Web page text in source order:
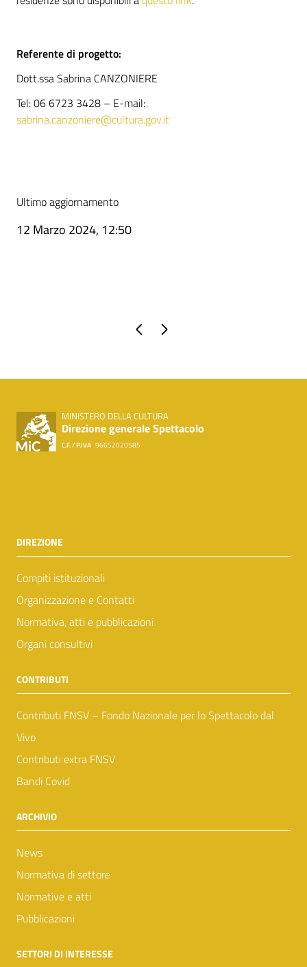
Referente di progetto:
Dott.ssa Sabrina CANZONIERE
Tel: 06 6723 3428 – E-mail:
sabrina.canzoniere@cultura.gov.it
Ultimo aggiornamento
12 Marzo 2024, 12:50
Pagina precedente
MINISTERO DELLA CULTURA
Direzione generale Spettacolo
C.F. / P.IVA 96652020585
DIREZIONE
Compiti istituzionali
Organizzazione e Contatti
Normativa, atti e pubblicazioni
Organi consultivi
CONTRIBUTI
Contributi FNSV – Fondo Nazionale per lo Spettacolo dal
Vivo
Contributi extra FNSV
Bandi Covid
ARCHIVIO
News
Normativa di settore
Normative e atti
Pubblicazioni
SETTORI DI INTERESSE